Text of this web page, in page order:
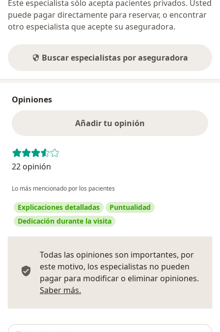
Este especialista sólo acepta pacientes privados. Usted
puede pagar directamente para reservar, o encontrar
otro especialista que acepte su aseguradora.
Buscar especialistas por aseguradora
Opiniones
Añadir tu opinión
22 opinión
Lo más mencionado por los pacientes
Explicaciones detalladas
Puntualidad
Dedicación durante la visita
Todas las opiniones son importantes, por
este motivo, los especialistas no pueden
pagar para modificar o eliminar opiniones.
Saber más.